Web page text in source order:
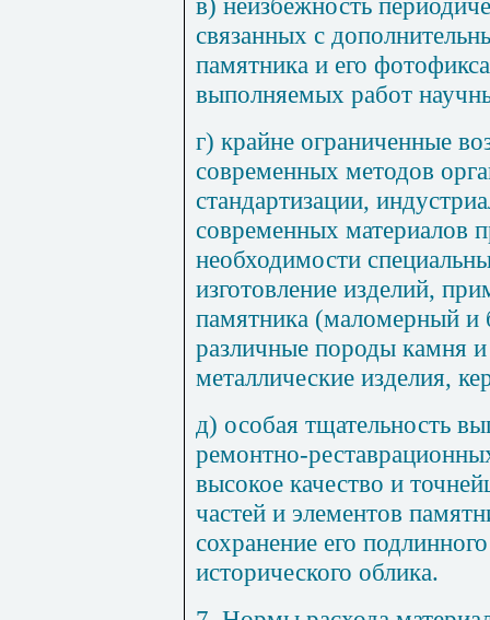
связанных с
памятника и его
выполняемых работ
г) крайне ограниченные
современных методов
стандартизации,
современных материалов
необходимости
изготовление изделий,
памятника (маломерный и
различные породы камня
металлические изделия,
д) особая тщательность
ремонтно-реставрационны
высокое качество и
частей и элементов
сохранение его
исторического облика.